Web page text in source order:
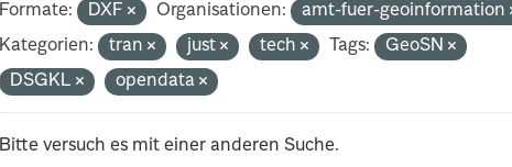
Formate: DXF Organisationen:
amt-fuer-geoinformation
Kategorien:
tran just tech Tags:
GeoSN
DSGKL
opendata
Bitte versuch es mit einer anderen Suche.